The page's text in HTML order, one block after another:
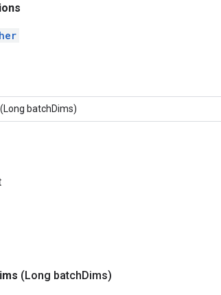
(Long batchDims)
(Long batchDims)